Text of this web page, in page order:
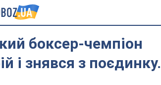
боксер-чемпіон
і знявся з поєдинку.